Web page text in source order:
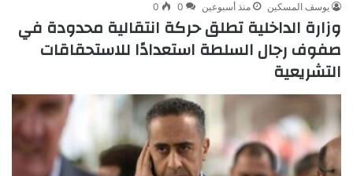
يوسف المسكين منذ أسبوعين 0
0
وزارة الداخلية تطلق حركة انتقالية محدودة في
صفوف رجال السلطة استعدادًا للاستحقاقات
التشريعية